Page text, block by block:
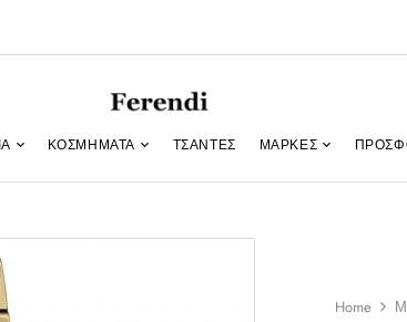
ΚΟΣΜΉΜΑΤΑ ΤΣΑΝΤΕΣ ΜΑΡΚΕΣ
Home